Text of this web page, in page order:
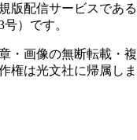
版配信サービスである
）です。
・画像の無断転載・複
権は光文社に帰属しま